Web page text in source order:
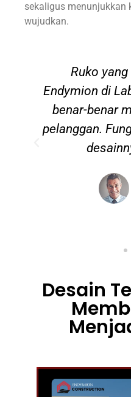
sekaligus menunjukkan
wujudkan.
Ruko
Endymion di
benar-benar
pelanggan.
Desain